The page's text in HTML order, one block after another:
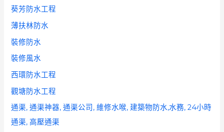
葵芳防水工程
薄扶林防水
裝修防水
裝修風水
西環防水工程
觀塘防水工程
通渠, 通渠神器, 通渠公司, 維修水喉, 建築物防水,水務, 24小時
通渠, 高壓通渠